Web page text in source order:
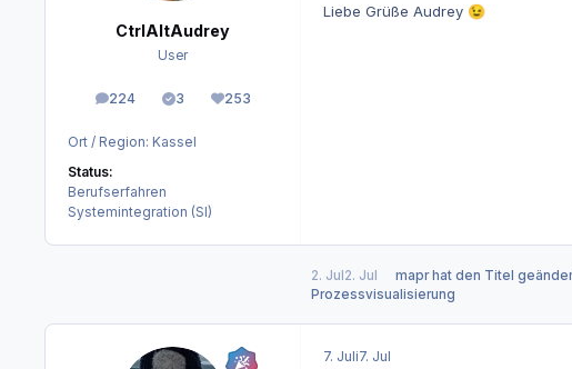
CtrlAltAudrey
User
224
Beiträge 3
Lösungen253
Reputation
Ort / Region: Kassel
Status:
Berufserfahren
Systemintegration (SI)
Liebe Grüße Audrey 😉
2. Jul2. Jul maprhat den Titel
Prozessvisualisierung
7. Juli7. Jul